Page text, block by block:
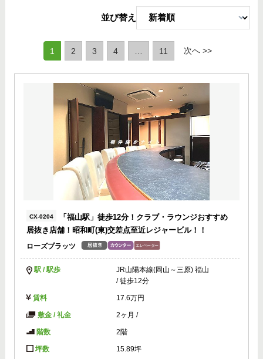
並び替え
1 (current)
2 3 4 11 次へ >>
CX-0204
「福山駅」徒歩12分！クラブ・ラウンジおすすめ
居抜き店舗！昭和町(東)交差点至近レジャービル！！
ローズプラッツ
駅 / 駅歩
JR山陽本線(岡山～三原) 福山
/ 徒歩12分
賃料 17.6万円
敷金 / 礼金 2ヶ月 /
階数 2階
坪数 15.89坪